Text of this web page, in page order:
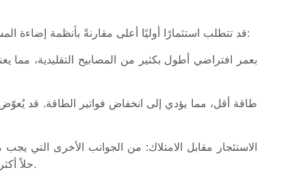
مع أن أشرطة إضاءة LED قد تتطلب استثمارًا أوليًا أعلى مقارنةً بأنظمة إضاءة المسرح التقليدية، إلا أنه من الضروري تقييم التكاليف على المدى الطويل. إليك بعض العوامل التي يجب مراعاتها:
الاستئجار مقابل الامتلاك: من الجوانب الأخرى التي
خيارًا أكثر منطقية. أما بالنسبة لاحتياجات الإضاءة المتكررة أو المستمرة، فقد يكون الاستثمار في مصابيح LED حلاً أكثر فعالية من حيث التكلفة.